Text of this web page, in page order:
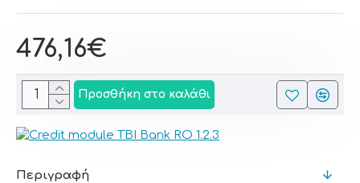
476,16€
Προσθήκη στο καλάθι
Περιγραφή